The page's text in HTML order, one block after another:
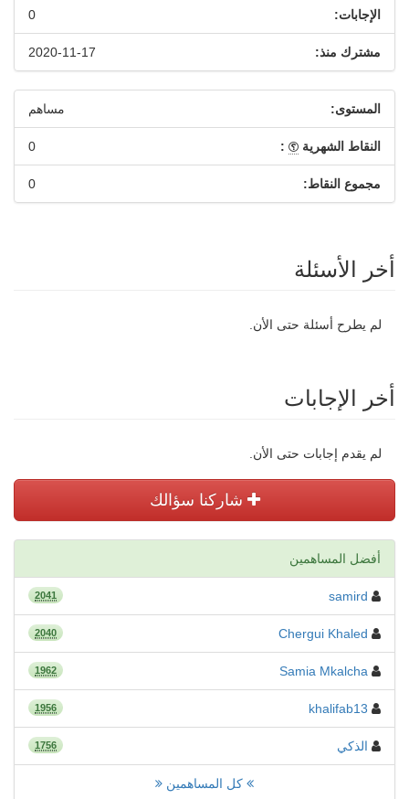
الإجابات: 0
مشترك منذ: 2020-11-17
المستوى: مساهم
النقاط الشهرية :
0
مجموع النقاط: 0
أخر الأسئلة
لم يطرح أسئلة حتى الأن.
أخر الإجابات
لم يقدم إجابات حتى الأن.
شاركنا سؤالك
أفضل المساهمين
samird
2041
Chergui Khaled
2040
Samia Mkalcha
1962
khalifab13
1956
الذكي 1756
كل المساهمين